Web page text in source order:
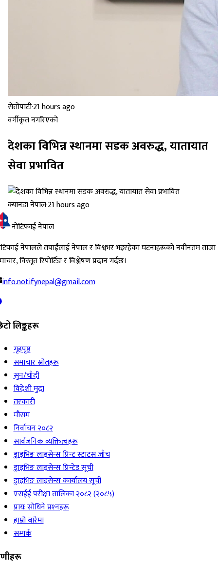
सेतोपाटी·21 hours ago
वर्गीकृत नगरिएको
देशका विभिन्न स्थानमा सडक अवरुद्ध, यातायात
सेवा प्रभावित
क्यानडा नेपाल·21 hours ago
नोटिफाई नेपाल
नेपालले तपाईंलाई नेपाल र विश्वभर भइरहेका घटनाहरूको नवीनतम ताजा
विस्तृत रिपोर्टिङ र विश्लेषण प्रदान गर्दछ।
info.notifynepal@gmail.com
लिङ्कहरू
गृहपृष्ठ
समाचार स्रोतहरू
सुन/चाँदी
विदेशी मुद्रा
तरकारी
मौसम
निर्वाचन २०८२
सार्वजनिक व्यक्तित्वहरू
ड्राइभिङ लाइसेन्स प्रिन्ट स्टाटस जाँच
ड्राइभिङ लाइसेन्स प्रिन्टेड सूची
ड्राइभिङ लाइसेन्स कार्यालय सूची
एसईई परीक्षा तालिका २०८२ (२०८५)
प्रायः सोधिने प्रश्‍नहरू
हाम्रो बारेमा
सम्पर्क